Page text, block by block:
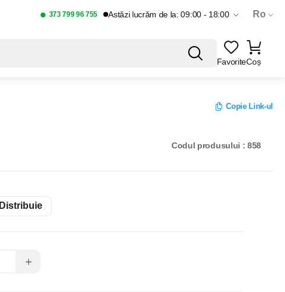
373 799 96 755 Astăzi lucrăm de la: 09:00 - 18:00 Ro
FavoriteCoș
Copie Link-ul
Codul produsului : 858
Distribuie
+